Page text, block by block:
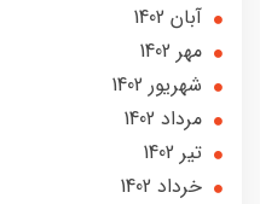
آبان 1402
مهر 1402
شهریور 1402
مرداد 1402
تير 1402
خرداد 1402